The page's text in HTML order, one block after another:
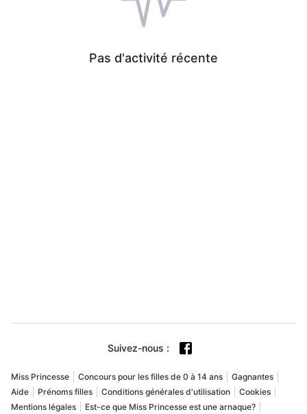
Pas d'activité récente
Suivez-nous :
Miss Princesse Concours pour les filles de 0 à 14 ans
Gagnantes
Aide
Prénoms filles Conditions générales d'utilisation
Cookies
Mentions légales
Est-ce que Miss Princesse est une arnaque?